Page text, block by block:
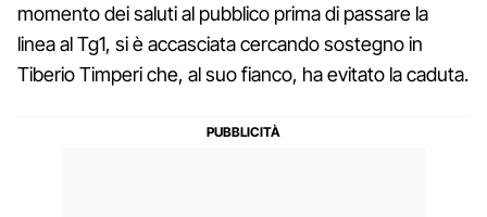
momento dei saluti al pubblico prima di passare la
linea al Tg1, si è accasciata cercando sostegno in
Tiberio Timperi che, al suo fianco, ha evitato la caduta.